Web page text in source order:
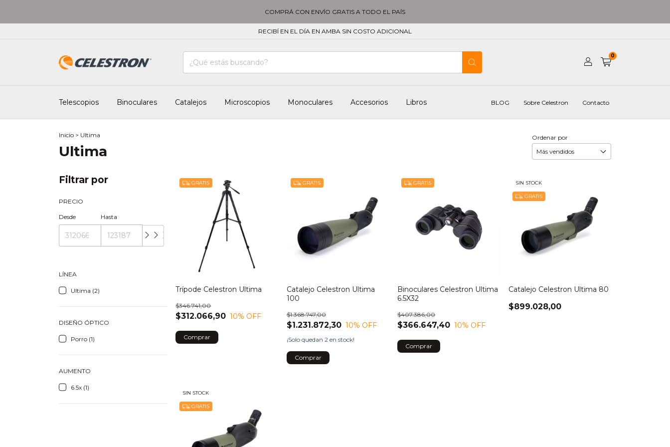
COMPRÁ CON ENVÍO GRATIS A TODO EL PAÍS
RECIBÍ EN EL DÍA EN AMBA SIN COSTO ADICIONAL
0
Telescopios Binoculares Catalejos Microscopios Monoculares Accesorios Libros BLOG Sobre Celestron Contacto
Inicio > Ultima
Ultima
Ordenar por
Filtrar por
PRECIO
Desde Hasta
LÍNEA
Ultima (2)
DISEÑO ÓPTICO
Porro (1)
AUMENTO
6.5x (1)
GRATIS
Trípode Celestron Ultima
$312.066,90
$346.741,00
10% OFF
GRATIS
Catalejo Celestron Ultima
100
$1.231.872,30
$1.368.747,00
10% OFF
¡Solo quedan 2en stock!
GRATIS
Binoculares Celestron Ultima
6.5X32
$366.647,40
$407.386,00
10% OFF
Comprar
SIN STOCK
GRATIS
Catalejo Celestron Ultima 80
$899.028,00
SIN STOCK
GRATIS